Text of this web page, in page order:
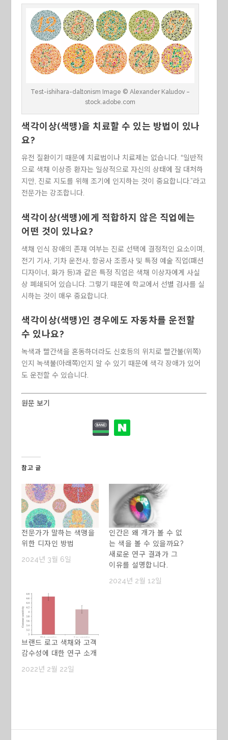
Test-ishihara-daltonism Image © Alexander Kaludov –
stock.adobe.com
색각이상(색맹)을 치료할 수 있는 방법이 있나
요?
유전 질환이기 때문에 치료법이나 치료제는 없습니다. “일반적
으로 색채 이상증 환자는 일상적으로 자신의 상태에 잘 대처하
지만, 진로 지도를 위해 조기에 인지하는 것이 중요합니다.”라고
전문가는 강조합니다.
색각이상(색맹)에게 적합하지 않은 직업에는
어떤 것이 있나요?
색채 인식 장애의 존재 여부는 진로 선택에 결정적인 요소이며,
전기 기사, 기차 운전사, 항공사 조종사 및 특정 예술 직업(패션
디자이너, 화가 등)과 같은 특정 직업은 색채 이상자에게 사실
상 폐쇄되어 있습니다. 그렇기 때문에 학교에서 선별 검사를 실
시하는 것이 매우 중요합니다.
색각이상(색맹)인 경우에도 자동차를 운전할
수 있나요?
녹색과 빨간색을 혼동하더라도 신호등의 위치로 빨간불(위쪽)
인지 녹색불(아래쪽)인지 알 수 있기 때문에 색각 장애가 있어
도 운전할 수 있습니다.
원문 보기
참고 글
전문가가 말하는 색맹을
위한 디자인 방법
2024년 3월 6일
인간은 왜 개가 볼 수 없
는 색을 볼 수 있을까요?
새로운 연구 결과가 그
이유를 설명합니다.
2024년 2월 12일
브랜드 로고 색채와 고객
감수성에 대한 연구 소개
2022년 2월 22일